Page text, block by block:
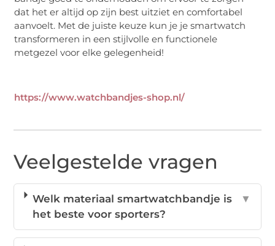
dat het er altijd op zijn best uitziet en comfortabel
aanvoelt. Met de juiste keuze kun je je smartwatch
transformeren in een stijlvolle en functionele
metgezel voor elke gelegenheid!
https://www.watchbandjes-shop.nl/
Veelgestelde vragen
Welk materiaal smartwatchbandje is
het beste voor sporters?
▼